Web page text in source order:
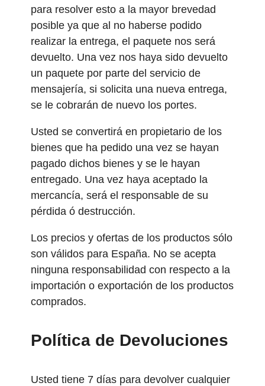
para resolver esto a la mayor brevedad
posible ya que al no haberse podido
realizar la entrega, el paquete nos será
devuelto. Una vez nos haya sido devuelto
un paquete por parte del servicio de
mensajería, si solicita una nueva entrega,
se le cobrarán de nuevo los portes.
Usted se convertirá en propietario de los
bienes que ha pedido una vez se hayan
pagado dichos bienes y se le hayan
entregado. Una vez haya aceptado la
mercancía, será el responsable de su
pérdida ó destrucción.
Los precios y ofertas de los productos sólo
son válidos para España. No se acepta
ninguna responsabilidad con respecto a la
importación o exportación de los productos
comprados.
Política de Devoluciones
Usted tiene 7 días para devolver cualquier